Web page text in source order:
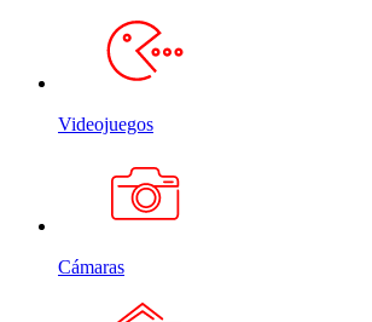
Videojuegos
Cámaras